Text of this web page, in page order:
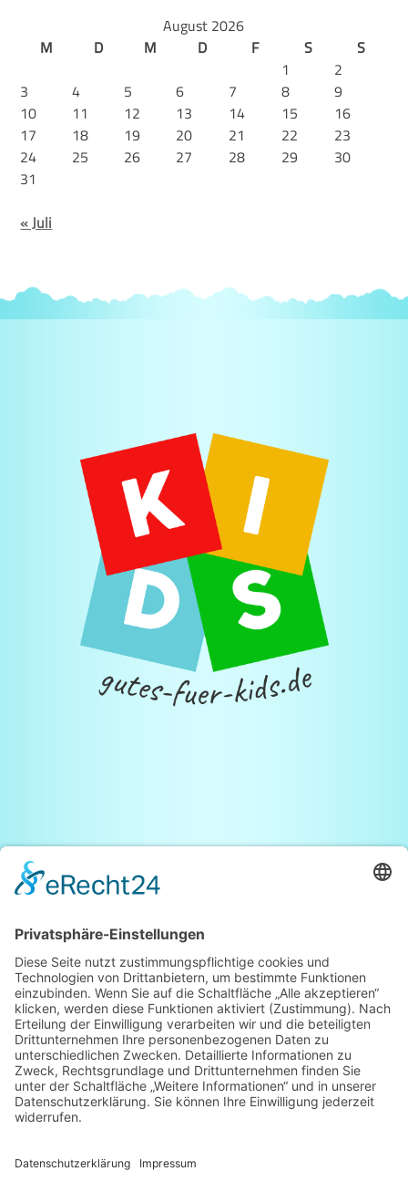
August 2026
M
D M D F S
S
1
2
3
4 5 6 7 8
9
10
11 12 13 14 15
16
17
18 19 20 21 22
23
24
25 26 27 28 29
30
31
« Juli